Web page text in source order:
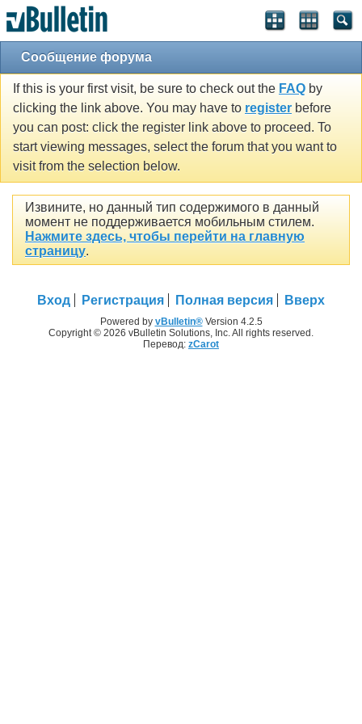
Сообщение форума
If this is your first visit, be sure to check out the FAQ by
clicking the link above. You may have to register before
you can post: click the register link above to proceed. To
start viewing messages, select the forum that you want to
visit from the selection below.
Извините, но данный тип содержимого в данный
момент не поддерживается мобильным стилем.
Нажмите здесь, чтобы перейти на главную
страницу.
Вход Регистрация Полная версия Вверх
Powered by vBulletin®Version 4.2.5
Copyright © 2026 vBulletin Solutions, Inc. All rights reserved.
Перевод: zCarot